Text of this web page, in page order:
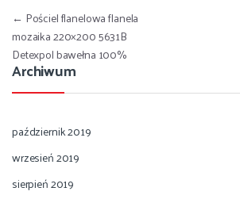
Nawigacja wpisu
← Pościel flanelowa flanela
mozaika 220×200 5631B
Detexpol bawełna 100%
Archiwum
październik 2019
wrzesień 2019
sierpień 2019